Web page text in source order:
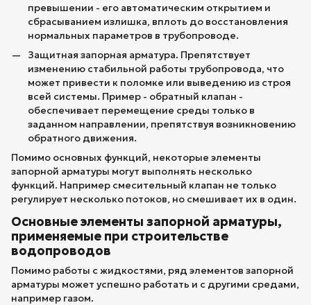
превышении - его автоматическим открытием и
сбрасыванием излишка, вплоть до восстановления
нормальных параметров в трубопроводе.
Защитная запорная арматура. Препятствует
изменению стабильной работы трубопровода, что
может привести к поломке или выведению из строя
всей системы. Пример - обратный клапан -
обеспечивает перемещение среды только в
заданном направлении, препятствуя возникновению
обратного движения.
Помимо основных функций, некоторые элементы
запорной арматуры могут выполнять несколько
функций. Например смесительный клапан не только
регулирует несколько потоков, но смешивает их в один.
Основные элементы запорной арматуры,
применяемые при строительстве
водопроводов
Помимо работы с жидкостями, ряд элементов запорной
арматуры может успешно работать и с другими средами,
например газом.